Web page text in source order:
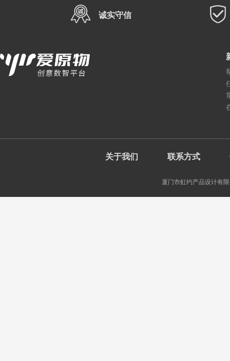
诚实守信
关于我们 联系方式
厦门市虹约产品设计有